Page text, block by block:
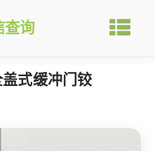
查询
式缓冲门铰